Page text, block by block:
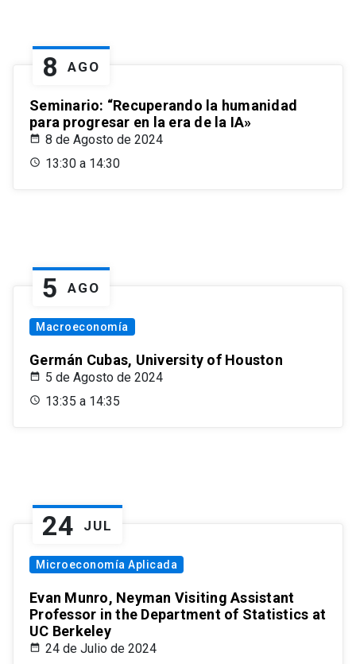
8 AGO
Seminario: “Recuperando la humanidad
para progresar en la era de la IA»
8 de Agosto de 2024
13:30 a 14:30
5 AGO
Macroeconomía
Germán Cubas, University of Houston
5 de Agosto de 2024
13:35 a 14:35
24 JUL
Microeconomía Aplicada
Evan Munro, Neyman Visiting Assistant
Professor in the Department of Statistics at
UC Berkeley
24 de Julio de 2024